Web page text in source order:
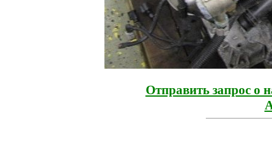
Отправить запрос о